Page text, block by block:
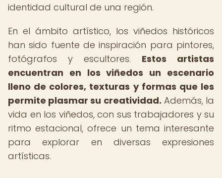
identidad cultural de una región.
En el ámbito artístico, los viñedos históricos
han sido fuente de inspiración para pintores,
fotógrafos y escultores. Estos artistas
encuentran en los viñedos un escenario
lleno de colores, texturas y formas que les
permite plasmar su creatividad. Además, la
vida en los viñedos, con sus trabajadores y su
ritmo estacional, ofrece un tema interesante
para explorar en diversas expresiones
artísticas.